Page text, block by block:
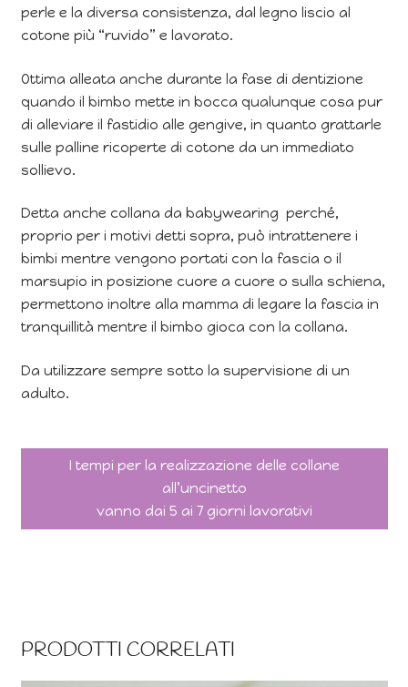
perle e la diversa consistenza, dal legno liscio al
cotone più “ruvido” e lavorato.
Ottima alleata anche durante la fase di dentizione
quando il bimbo mette in bocca qualunque cosa pur
di alleviare il fastidio alle gengive, in quanto grattarle
sulle palline ricoperte di cotone da un immediato
sollievo.
Detta anche collana da babywearing perché,
proprio per i motivi detti sopra, può intrattenere i
bimbi mentre vengono portati con la fascia o il
marsupio in posizione cuore a cuore o sulla schiena,
permettono inoltre alla mamma di legare la fascia in
tranquillità mentre il bimbo gioca con la collana.
Da utilizzare sempre sotto la supervisione di un
adulto.
I tempi per la realizzazione delle collane
all’uncinetto
vanno dai 5 ai 7 giorni lavorativi
PRODOTTI CORRELATI